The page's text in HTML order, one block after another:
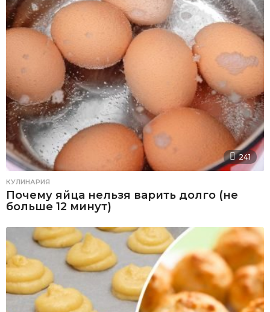
241
КУЛИНАРИЯ
Почему яйца нельзя варить долго (не
больше 12 минут)